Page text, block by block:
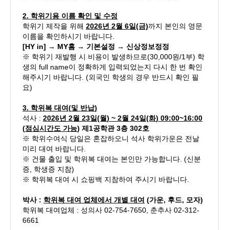
2. 학위기용 이름 확인 및 수정
학위기 제작을 위해 2026년 2월 6일(금)까지 본인의 영문
이름을 확인하시기 바랍니다.
[HY in] → MY홈 → 기본설정 → 신상정보정정
※ 학위기 재발행 시 비용이 발생하므로(30,000원/1부) 학
생의 full name이 정확하게 입력되었는지 다시 한 번 확인
해주시기 바랍니다. (외국인 학생의 경우 반드시 확인 필
요)
3. 학위복 대여(및 반납)
석사 : 2026년 2월 23일(월) ~ 2월 24일(화) 09:00~16:00
(점심시간도 가능) 제1공학관 3층 302호
※ 학위수여식 당일은 혼잡하오니 석사 학위가운은 전날
미리 대여 바랍니다.
※ 건물 출입 및 학위복 대여는 본인만 가능합니다. (신분
증, 학생증 지참)
※ 학위복 대여 시 쇼핑백 지참하여 주시기 바랍니다.
박사 : 학위복 대여 업체에서 개별 대여 (가운, 후드, 모자)
학위복 대여업체 : 성의사 02-754-7650, 춘추사 02-312-
6661